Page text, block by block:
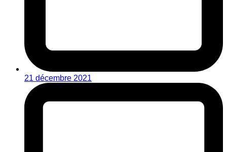
21 décembre 2021